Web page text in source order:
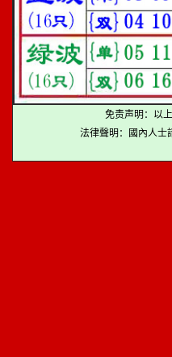
免责声明：以
法律聲明：國內人士